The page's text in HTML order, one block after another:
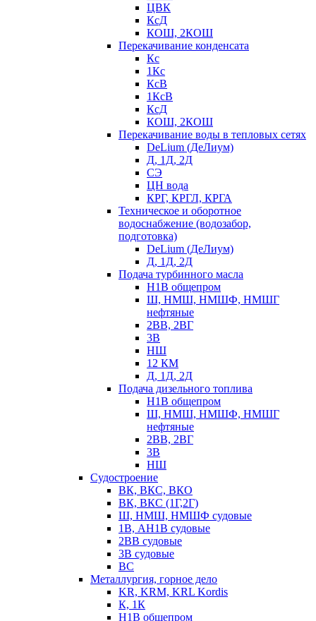
ЦВК
КсД
КОШ, 2КОШ
Перекачивание конденсата
Кс
1Кс
КсВ
1КсВ
КсД
КОШ, 2КОШ
Перекачивание воды в тепловых сетях
DeLium (ДеЛиум)
Д, 1Д, 2Д
СЭ
ЦН вода
КРГ, КРГЛ, КРГА
Техническое и оборотное
водоснабжение (водозабор,
подготовка)
DeLium (ДеЛиум)
Д, 1Д, 2Д
Подача турбинного масла
Н1В общепром
Ш, НМШ, НМШФ, НМШГ
нефтяные
2ВВ, 2ВГ
3В
НШ
12 КМ
Д, 1Д, 2Д
Подача дизельного топлива
Н1В общепром
Ш, НМШ, НМШФ, НМШГ
нефтяные
2ВВ, 2ВГ
3В
НШ
Судостроение
ВК, ВКС, ВКО
ВК, ВКС (1Г,2Г)
Ш, НМШ, НМШФ судовые
1В, АН1В судовые
2ВВ судовые
3В судовые
ВС
Металлургия, горное дело
KR, KRM, KRL Kordis
К, 1К
Н1В общепром